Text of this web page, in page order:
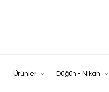
Ürünler Düğün - Nikah